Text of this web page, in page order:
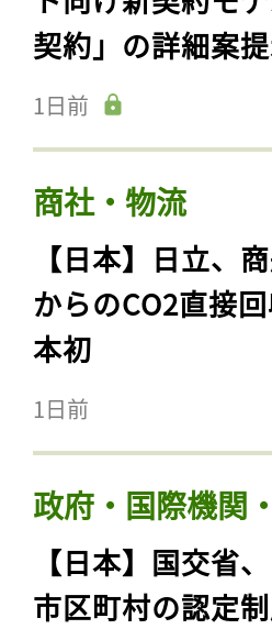
契約」の詳細案
1日前
商社・物流
【日本】日立、
からのCO2直接
本初
1日前
政府・国際機関
【日本】国交省
市区町村の認定